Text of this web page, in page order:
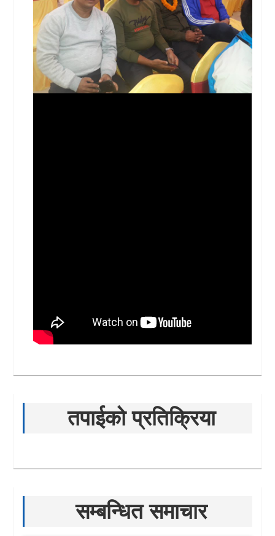
तपाईको प्रतिक्रिया
सम्बन्धित समाचार